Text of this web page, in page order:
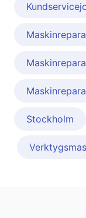
Stockholm